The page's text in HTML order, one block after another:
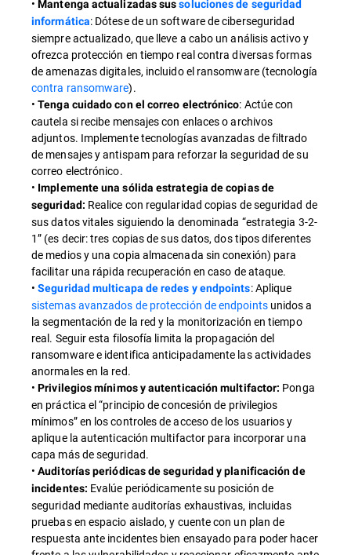
•Mantenga actualizadas sussoluciones de seguridad
informática: Dótese de un software de ciberseguridad
siempre actualizado, que lleve a cabo un análisis activo y
ofrezca protección en tiempo real contra diversas formas
de amenazas digitales, incluido el ransomware (tecnología
contra ransomware).
•Tenga cuidado con el correo electrónico: Actúe con
cautela si recibe mensajes con enlaces o archivos
adjuntos. Implemente tecnologías avanzadas de filtrado
de mensajes y antispam para reforzar la seguridad de su
correo electrónico.
• Implemente una sólida estrategia de copias de
seguridad: Realice con regularidad copias de seguridad de
sus datos vitales siguiendo la denominada “estrategia 3-2-
1” (es decir: tres copias de sus datos, dos tipos diferentes
de medios y una copia almacenada sin conexión) para
facilitar una rápida recuperación en caso de ataque.
•Seguridad multicapa de redes y endpoints: Aplique
sistemas avanzados de protección de endpointsunidos a
la segmentación de la red y la monitorización en tiempo
real. Seguir esta filosofía limita la propagación del
ransomware e identifica anticipadamente las actividades
anormales en la red.
•Privilegios mínimos y autenticación multifactor: Ponga
en práctica el “principio de concesión de privilegios
mínimos” en los controles de acceso de los usuarios y
aplique la autenticación multifactor para incorporar una
capa más de seguridad.
•Auditorías periódicas de seguridad y planificación de
incidentes: Evalúe periódicamente su posición de
seguridad mediante auditorías exhaustivas, incluidas
pruebas en espacio aislado, y cuente con un plan de
respuesta ante incidentes bien ensayado para poder hacer